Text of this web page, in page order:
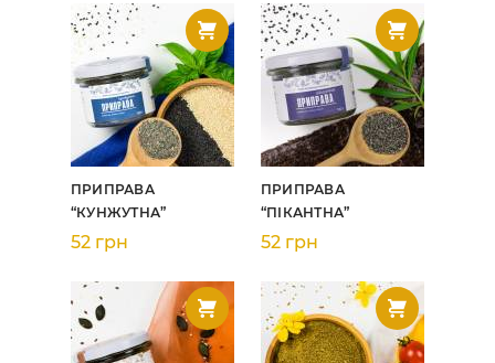
ПРИПРАВА
“КУНЖУТНА”
52 грн
ПРИПРАВА
“ПІКАНТНА”
52 грн